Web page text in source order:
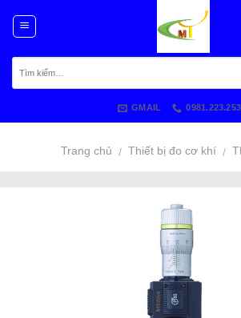
content
GMAIL 0981.223.253
Trang chủ / Thiết bị đo cơ khí /